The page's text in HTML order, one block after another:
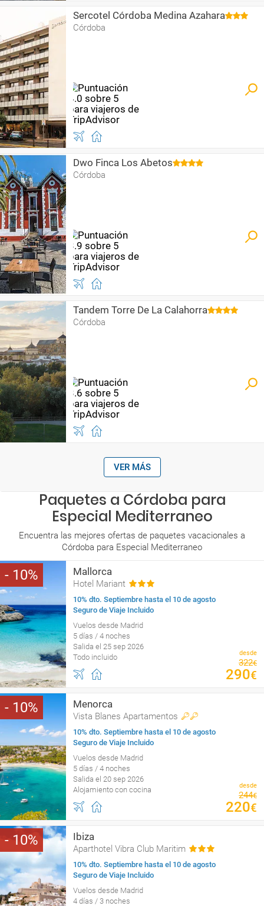
Sercotel Córdoba Medina Azahara
Córdoba
Dwo Finca Los Abetos
Córdoba
Tandem Torre De La Calahorra
Córdoba
VER MÁS
Paquetes a Córdoba para
Especial Mediterraneo
Encuentra las mejores ofertas de paquetes vacacionales a
Córdoba para Especial Mediterraneo
10 Mallorca
Hotel Mariant
10% dto. Septiembre hasta el 10 de agosto
Seguro de Viaje Incluido
Vuelos desde Madrid
5 días / 4 noches
Salida el 25 sep 2026
Todo incluido
desde
322€
290€
10 Menorca
Vista Blanes Apartamentos
10% dto. Septiembre hasta el 10 de agosto
Seguro de Viaje Incluido
Vuelos desde Madrid
5 días / 4 noches
Salida el 20 sep 2026
Alojamiento con cocina
desde
244€
220€
10 Ibiza
Aparthotel Vibra Club Maritim
10% dto. Septiembre hasta el 10 de agosto
Seguro de Viaje Incluido
Vuelos desde Madrid
4 días / 3 noches